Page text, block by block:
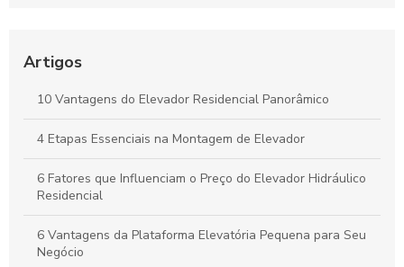
Melhor para Seu Prédio
Descubra as Melhores Empresas de Elevadores e Suas
Inovações
Artigos
10 Vantagens do Elevador Residencial Panorâmico
4 Etapas Essenciais na Montagem de Elevador
6 Fatores que Influenciam o Preço do Elevador Hidráulico
Residencial
6 Vantagens da Plataforma Elevatória Pequena para Seu
Negócio